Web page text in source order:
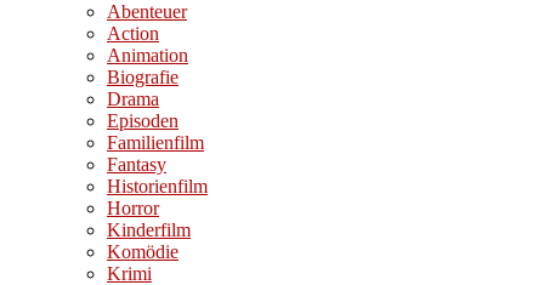
Abenteuer
Action
Animation
Biografie
Drama
Episoden
Familienfilm
Fantasy
Historienfilm
Horror
Kinderfilm
Komödie
Krimi